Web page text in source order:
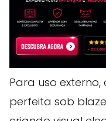
Para uso
perfeita sob